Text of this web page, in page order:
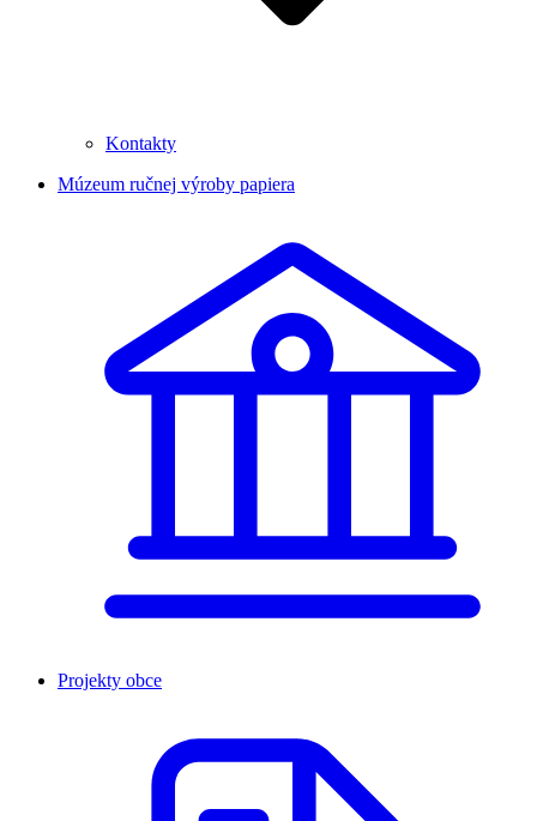
Kontakty
Múzeum ručnej výroby papiera
Projekty obce